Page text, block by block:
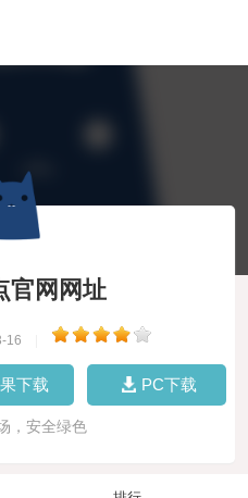
官网网址
16
下载 PC下载
，安全绿色